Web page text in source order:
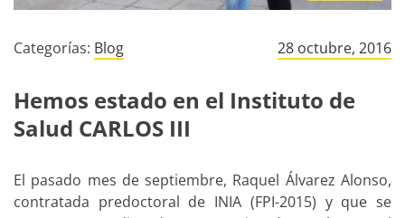
Categorías: Blog 28 octubre, 2016
Hemos estado en el Instituto de
Salud CARLOS III
El pasado mes de septiembre, Raquel Álvarez Alonso,
contratada predoctoral de INIA (FPI-2015) y que se